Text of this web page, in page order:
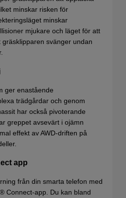
minskar risken för
minskar
mjukare och läget för att
svänger undan
ger enastående
trädgårdar och genom
har också pivoterande
greppet avsevärt i ojämn
effekt av AWD-driften på
app
från din smarta telefon med
Connect-app. Du kan bland